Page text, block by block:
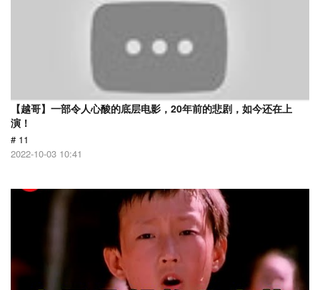
【越哥】一部令人心酸的底层电影，20年前的悲剧，如今还在上
演！
# 11
2022-10-03 10:41